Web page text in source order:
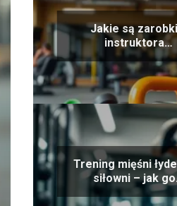
Jakie są zarobki
instruktora
personalnego
siłowni?
Trening mięśni
siłowni – jak go
przeprowadzać